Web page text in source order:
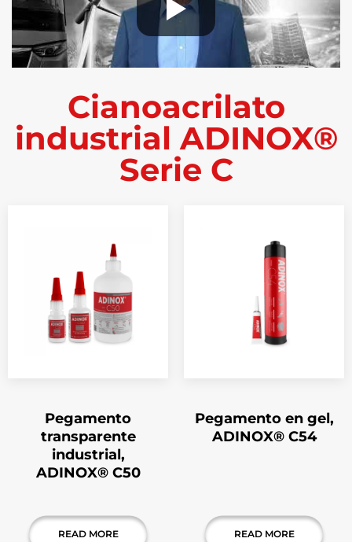
Cianoacrilato
industrial ADINOX®
Serie C
Pegamento
transparente
industrial,
ADINOX® C50
READ MORE
Pegamento en gel,
ADINOX® C54
READ MORE